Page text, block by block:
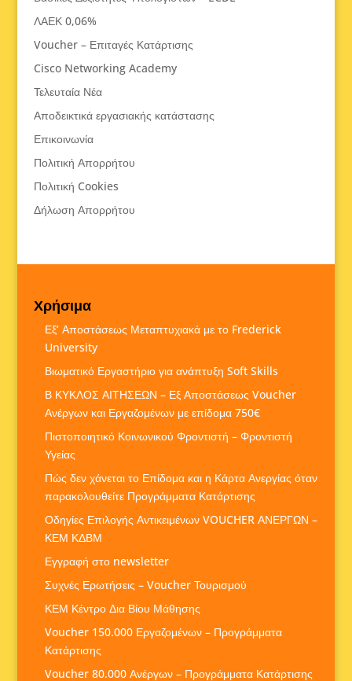
ΛΑΕΚ 0,06%
Voucher – Επιταγές Κατάρτισης
Cisco Networking Academy
Τελευταία Νέα
Αποδεικτικά εργασιακής κατάστασης
Επικοινωνία
Πολιτική Απορρήτου
Πολιτική Cookies
Δήλωση Απορρήτου
Χρήσιμα
Εξ’ Αποστάσεως Μεταπτυχιακά με το Frederick
University
Βιωματικό Εργαστήριο για ανάπτυξη Soft Skills
Β ΚΥΚΛΟΣ ΑΙΤΗΣΕΩΝ – Εξ Αποστάσεως Voucher
Ανέργων και Εργαζομένων με επίδομα 750€
Πιστοποιητικό Κοινωνικού Φροντιστή – Φροντιστή
Υγείας
Πώς δεν χάνεται το Επίδομα και η Κάρτα Ανεργίας όταν
παρακολουθείτε Προγράμματα Κατάρτισης
Οδηγίες Επιλογής Αντικειμένων VOUCHER ΑΝΕΡΓΩΝ –
ΚΕΜ ΚΔΒΜ
Εγγραφή στο newsletter
Συχνές Ερωτήσεις – Voucher Τουρισμού
ΚΕΜ Κέντρο Δια Βίου Μάθησης
Voucher 150.000 Εργαζομένων – Προγράμματα
Κατάρτισης
Voucher 80.000 Ανέργων – Προγράμματα Κατάρτισης